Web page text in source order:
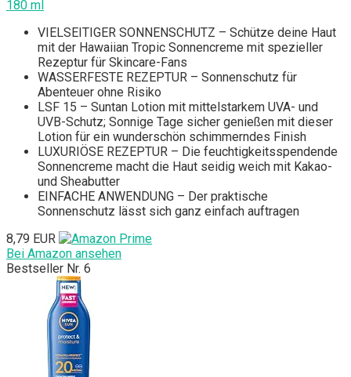
180 ml
VIELSEITIGER SONNENSCHUTZ – Schütze deine Haut
mit der Hawaiian Tropic Sonnencreme mit spezieller
Rezeptur für Skincare-Fans
WASSERFESTE REZEPTUR – Sonnenschutz für
Abenteuer ohne Risiko
LSF 15 – Suntan Lotion mit mittelstarkem UVA- und
UVB-Schutz; Sonnige Tage sicher genießen mit dieser
Lotion für ein wunderschön schimmerndes Finish
LUXURIÖSE REZEPTUR – Die feuchtigkeitsspendende
Sonnencreme macht die Haut seidig weich mit Kakao-
und Sheabutter
EINFACHE ANWENDUNG – Der praktische
Sonnenschutz lässt sich ganz einfach auftragen
8,79 EUR
Bei Amazon ansehen
Bestseller Nr. 6